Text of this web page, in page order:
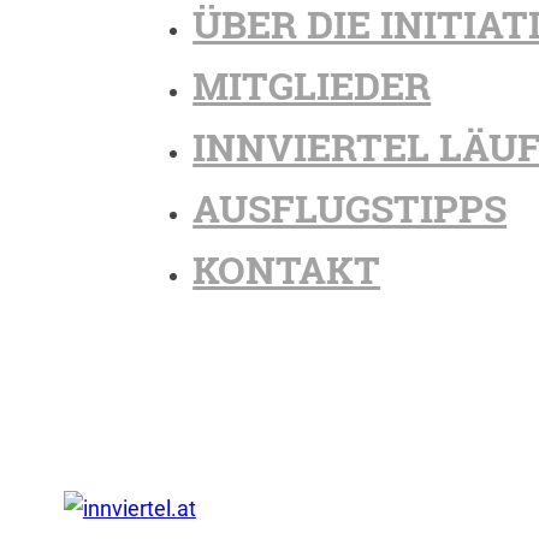
ÜBER DIE
MITGLIEDER
INNVIERTEL
AUSFLUGSTIPPS
KONTAKT